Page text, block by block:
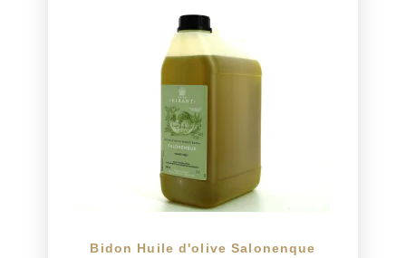
Bidon Huile d'olive Salonenque